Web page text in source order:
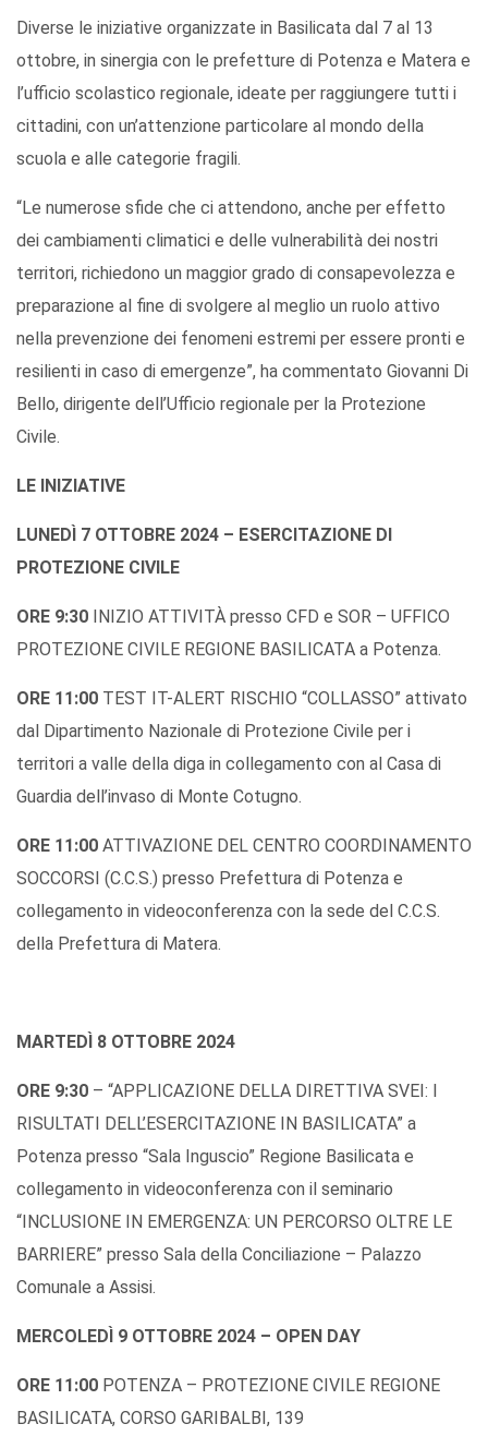
Diverse le iniziative organizzate in Basilicata dal 7 al 13
ottobre, in sinergia con le prefetture di Potenza e Matera e
l’ufficio scolastico regionale, ideate per raggiungere tutti i
cittadini, con un’attenzione particolare al mondo della
scuola e alle categorie fragili.
“Le numerose sfide che ci attendono, anche per effetto
dei cambiamenti climatici e delle vulnerabilità dei nostri
territori, richiedono un maggior grado di consapevolezza e
preparazione al fine di svolgere al meglio un ruolo attivo
nella prevenzione dei fenomeni estremi per essere pronti e
resilienti in caso di emergenze”, ha commentato Giovanni Di
Bello, dirigente dell’Ufficio regionale per la Protezione
Civile.
LE INIZIATIVE
LUNEDÌ 7 OTTOBRE 2024 – ESERCITAZIONE DI
PROTEZIONE CIVILE
ORE 9:30 INIZIO ATTIVITÀ presso CFD e SOR – UFFICO
PROTEZIONE CIVILE REGIONE BASILICATA a Potenza.
ORE 11:00 TEST IT-ALERT RISCHIO “COLLASSO” attivato
dal Dipartimento Nazionale di Protezione Civile per i
territori a valle della diga in collegamento con al Casa di
Guardia dell’invaso di Monte Cotugno.
ORE 11:00 ATTIVAZIONE DEL CENTRO COORDINAMENTO
SOCCORSI (C.C.S.) presso Prefettura di Potenza e
collegamento in videoconferenza con la sede del C.C.S.
della Prefettura di Matera.
MARTEDÌ 8 OTTOBRE 2024
ORE 9:30 – “APPLICAZIONE DELLA DIRETTIVA SVEI: I
RISULTATI DELL’ESERCITAZIONE IN BASILICATA” a
Potenza presso “Sala Inguscio” Regione Basilicata e
collegamento in videoconferenza con il seminario
“INCLUSIONE IN EMERGENZA: UN PERCORSO OLTRE LE
BARRIERE” presso Sala della Conciliazione – Palazzo
Comunale a Assisi.
MERCOLEDÌ 9 OTTOBRE 2024 – OPEN DAY
ORE 11:00 POTENZA – PROTEZIONE CIVILE REGIONE
BASILICATA, CORSO GARIBALBI, 139